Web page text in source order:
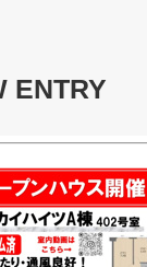
ENTRY